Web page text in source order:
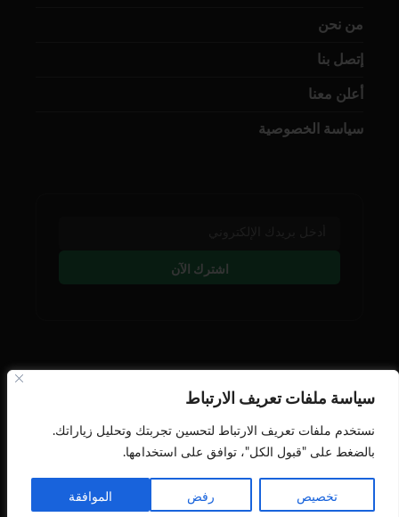
سياسة ملفات تعريف الارتباط
نستخدم ملفات تعريف الارتباط لتحسين تجربتك وتحليل زياراتك.
بالضغط على "قبول الكل"، توافق على استخدامها.
تخصيص رفض الموافقة
من نحن
إتصل بنا
أعلن معنا
سياسة الخصوصية
اشترك الآن
جميع الحقوق محفوظة النافذة اللوجستية © 2026